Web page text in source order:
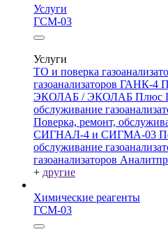
Услуги
ГСМ-03
Услуги
ТО и поверка
газоанализаторов ГАНК-4
ЭКОЛАБ / ЭКОЛАБ Плюс
обслуживание
Поверка, ремонт,
СИГНАЛ-4 и СИГМА-03
обслуживание
газоанализаторов
+ другие
Химические реагенты
ГСМ-03